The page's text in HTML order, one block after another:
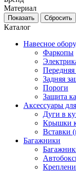
Материал
Каталог
Навесное
Фаркопы
Передняя
Задняя
Пороги
Защита
Аксессуары
Дуги в
Крышки
Вставки
Багажники